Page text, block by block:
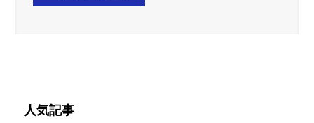
人気記事